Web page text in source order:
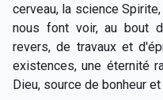
cerveau, la science
nous font voir, au bout
revers, de travaux et
existences, une éternité
Dieu, source de bonheur